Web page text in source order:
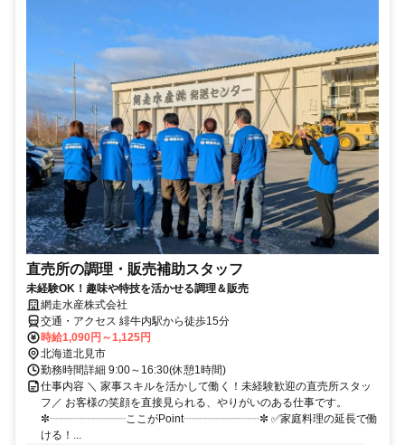
直売所の調理・販売補助スタッフ
未経験OK！趣味や特技を活かせる調理＆販売
網走水産株式会社
交通・アクセス 緋牛内駅から徒歩15分
時給1,090円～1,125円
北海道北見市
勤務時間詳細 9:00～16:30(休憩1時間)
仕事内容 ＼ 家事スキルを活かして働く！未経験歓迎の直売所スタッ
フ／ お客様の笑顔を直接見られる、やりがいのある仕事です。
✼┈┈┈┈┈┈┈ここがPoint┈┈┈┈┈┈┈✼ ✅家庭料理の延長で働
ける！...